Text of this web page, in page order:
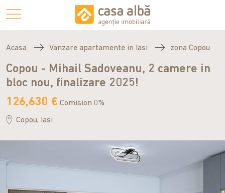
Acasa Vanzare apartamente in Iasi zona Copou
Copou - Mihail Sadoveanu, 2 camere in
bloc nou, finalizare 2025!
126,630 € Comision 0%
Copou, Iasi